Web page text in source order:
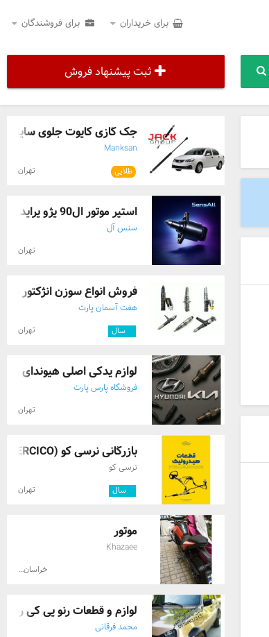
برای خریداران برای فروشندگان
ثبت پیشنهاد فروش
جک گازی کاپوت جلوی ساینا
Manksan
طلایی تهران
استپر موتور ال90 پژو پراید کره‌ای | کیفی ...
سنس آل
تهران
فروش انواع سوزن انژکتور
هفت آسمان پارت
سال تهران
لوازم یدکی اصلی هیوندای و
فروشگاه پارس پارت
تهران
بازرگانی نرسی کو (NERCICO) *قطعات هیدرول ...
نرسی کو
سال تهران
موتور
Khazaee
خراسان رضوی
لوازم و قطعات رنو پی کی رنو5
محمد فرقانی